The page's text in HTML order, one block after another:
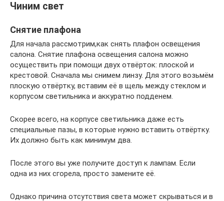
Чиним свет
Снятие плафона
Для начала рассмотрим,как снять плафон освещения
салона. Снятие плафона освещения салона можно
осуществить при помощи двух отвёрток: плоской и
крестовой. Сначала мы снимем линзу. Для этого возьмём
плоскую отвёртку, вставим её в щель между стеклом и
корпусом светильника и аккуратно подденем.
Скорее всего, на корпусе светильника даже есть
специальные пазы, в которые нужно вставить отвёртку.
Их должно быть как минимум два.
После этого вы уже получите доступ к лампам. Если
одна из них сгорела, просто замените её.
Однако причина отсутствия света может скрываться и в